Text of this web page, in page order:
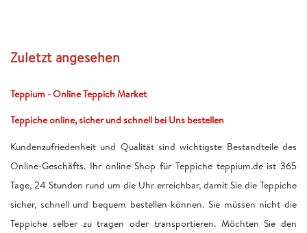
Zuletzt angesehen
Teppium - Online Teppich Market
Teppiche online, sicher und schnell bei Uns bestellen
Kundenzufriedenheit und Qualität sind wichtigste Bestandteile des
Online-Geschäfts. Ihr online Shop für Teppiche teppium.de ist 365
Tage, 24 Stunden rund um die Uhr erreichbar, damit Sie die Teppiche
sicher, schnell und bequem bestellen können. Sie müssen nicht die
Teppiche selber zu tragen oder transportieren. Möchten Sie den